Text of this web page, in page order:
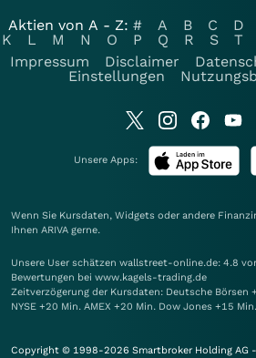
Aktien von A - Z: # A B C D
K
L M N O P Q R S T
Impressum
Disclaimer
Einstellungen
Unsere Apps:
Wenn Sie Kursdaten, Widgets oder andere
Ihnen ARIVA gerne.
Unsere User schätzen wallstreet-online.de: 4.8
Bewertungen bei www.kagels-trading.de
Zeitverzögerung der Kursdaten: Deutsche Börsen
NYSE +20 Min. AMEX +20 Min. Dow Jones +15
Copyright © 1998-2026 Smartbroker Holding AG